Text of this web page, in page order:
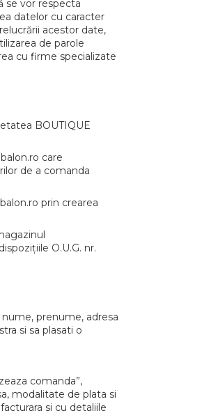
se vor respecta
datelor cu caracter
acestor date,
de parole
cu firme specializate
BOUTIQUE
care
de a comanda
prin crearea
O.U.G. nr.
prenume, adresa
si sa plasati o
comanda”,
modalitate de plata si
si cu detaliile